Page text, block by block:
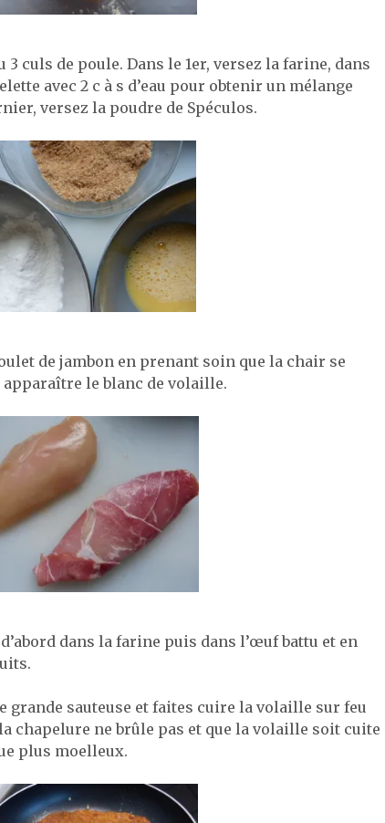
3 culs de poule. Dans le 1er, versez la farine, dans
avec 2 c à s d’eau pour obtenir un mélange
versez la poudre de Spéculos.
de jambon en prenant soin que la chair se
le blanc de volaille.
dans la farine puis dans l’œuf battu et en
grande sauteuse et faites cuire la volaille sur feu
chapelure ne brûle pas et que la volaille soit cuite
plus moelleux.